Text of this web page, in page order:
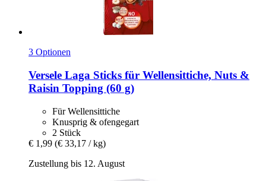
3 Optionen
Versele Laga Sticks für Wellensittiche, Nuts &
Raisin Topping (60 g)
Für Wellensittiche
Knusprig & ofengegart
2 Stück
€ 1,99 (€ 33,17 / kg)
Zustellung bis 12. August